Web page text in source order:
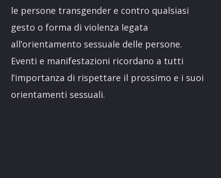
le persone transgender e contro qualsiasi
gesto o forma di violenza legata
all’orientamento sessuale delle persone.
Eventi e manifestazioni ricordano a tutti
l’importanza di rispettare il prossimo e i suoi
orientamenti sessuali.